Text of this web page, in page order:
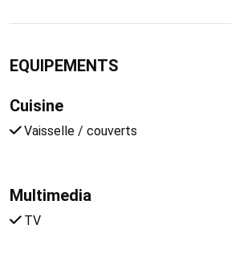
EQUIPEMENTS
Cuisine
Vaisselle / couverts
Multimedia
TV